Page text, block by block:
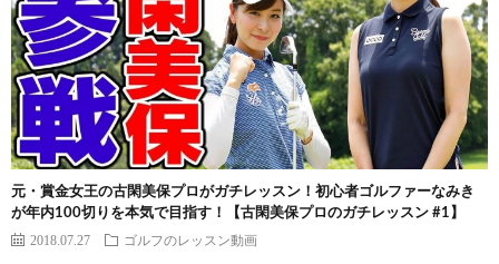
元・賞金女王の古閑美保プロがガチレッスン！初心者ゴルファーなみき
が年内100切りを本気で目指す！【古閑美保プロのガチレッスン #1】
2018.07.27 ゴルフのレッスン動画